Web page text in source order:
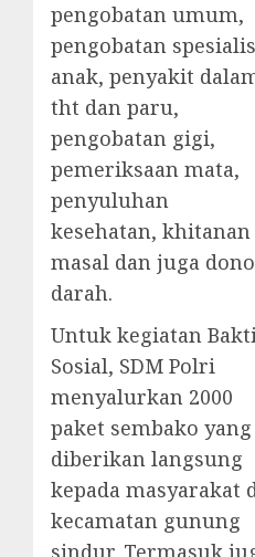
pengobatan umum,
pengobatan spesialis
anak, penyakit
tht dan paru,
pengobatan gigi,
pemeriksaan mata,
penyuluhan
kesehatan, khitanan
masal dan juga
darah.
Untuk kegiatan
Sosial, SDM Polri
menyalurkan 2000
paket sembako yang
diberikan langsung
kepada masyarakat
kecamatan gunung
sindur. Termasuk